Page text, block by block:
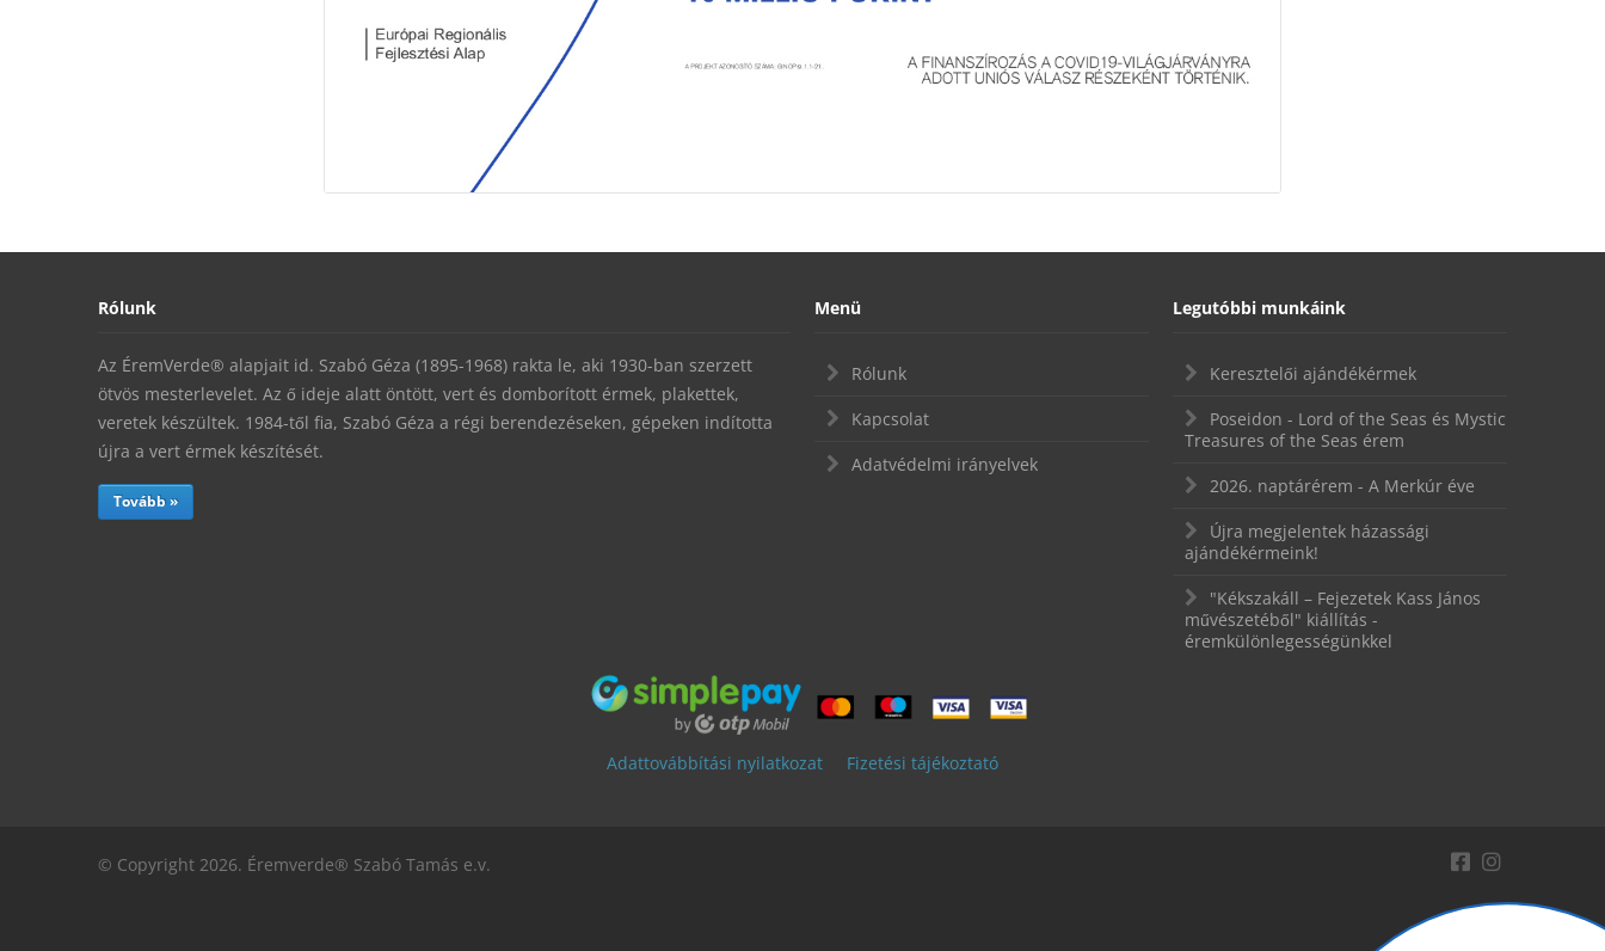
Rólunk
Az ÉremVerde® alapjait id. Szabó Géza (1895-1968) rakta le, aki 1930-ban szerzett
ötvös mesterlevelet. Az ő ideje alatt öntött, vert és domborított érmek, plakettek,
veretek készültek. 1984-től fia, Szabó Géza a régi berendezéseken, gépeken indította
újra a vert érmek készítését.
Tovább »
Menü
Rólunk
Kapcsolat
Adatvédelmi irányelvek
Legutóbbi munkáink
Keresztelői ajándékérmek
Poseidon - Lord of the Seas és Mystic
Treasures of the Seas érem
2026. naptárérem - A Merkúr éve
Újra megjelentek házassági
ajándékérmeink!
"Kékszakáll – Fejezetek Kass János
művészetéből" kiállítás -
éremkülönlegességünkkel
Adattovábbítási nyilatkozat Fizetési tájékoztató
© Copyright 2026. Éremverde® Szabó Tamás e.v.